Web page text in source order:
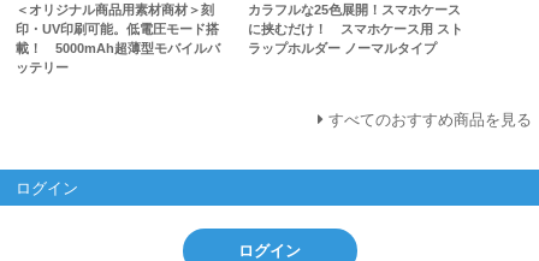
＜オリジナル商品用素材商材＞刻
印・UV印刷可能。低電圧モード搭
載！ 5000mAh超薄型モバイルバ
ッテリー
カラフルな25色展開！スマホケース
に挟むだけ！ スマホケース用 スト
ラップホルダー ノーマルタイプ
すべてのおすすめ商品を見る
ログイン
ログイン